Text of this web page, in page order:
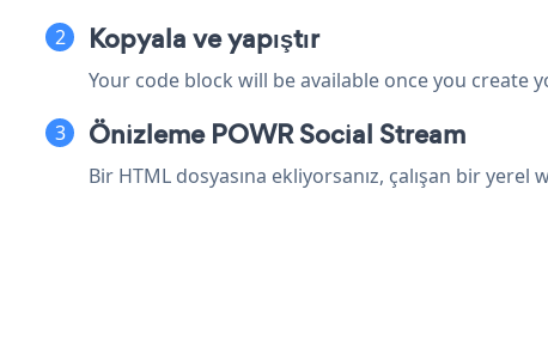
Kopyala ve yapıştır
Your code block will be available once you create
Önizleme POWR Social Stream
Bir HTML dosyasına ekliyorsanız, çalışan bir